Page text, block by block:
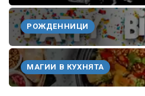
РОЖДЕННИЦИ
МАГИИ В КУХНЯТА